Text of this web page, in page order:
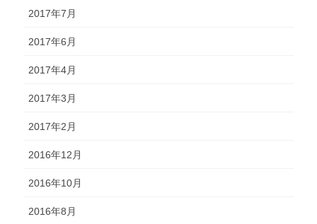
2017年7月
2017年6月
2017年4月
2017年3月
2017年2月
2016年12月
2016年10月
2016年8月